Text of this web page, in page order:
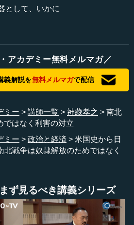
うは、マサチューセッツのプリマ
目大統領のジョン・アダムスは、
のは、人権や自由をいうもののア
は黒人とかインディアンの権利は
、南部は最初からフランス型で
ス・ジェファソンのように駐仏大
クサンダー・ハミルトンのように
強化して、工業化を推進していく
戦争でいうと、北部の支持者に当
立があります。
日本に来るまでの国家像は、フラ
いきます。
として、いかに
アカデミー無料メルマガ／
義解説を無料メルマガで配信
ミー 講師一覧 神藏孝之
南北
ではなく利害の対立
ミー
政治と経済
米国史から日
北戦争は奴隷解放のためではなく
ず見るべき講義シリーズ